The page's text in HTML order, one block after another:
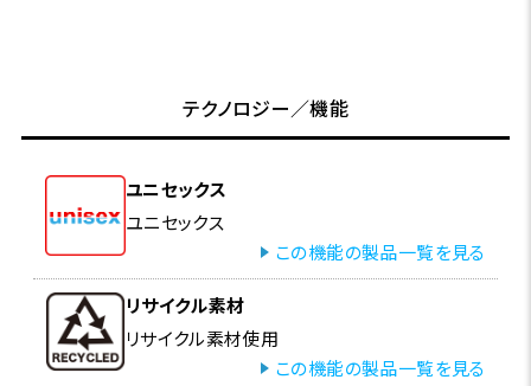
テクノロジー／機能
ユニセックス
ユニセックス
この機能の製品一覧を見る
リサイクル素材
リサイクル素材使用
この機能の製品一覧を見る